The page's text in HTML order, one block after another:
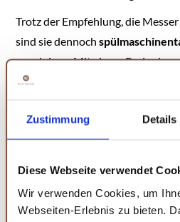
Zustimmung Details
Diese Webseite verwendet
Wir verwenden Cookies, um
Webseiten-Erlebnis zu bieten.
Trotz der Empfehlung, die
sind sie dennoch
zu reinigen. Mit einem Preis, der
dieses Set eine erschwingliche
Die schnelle Lieferung durch
die Ankunft ihrer Bestellung